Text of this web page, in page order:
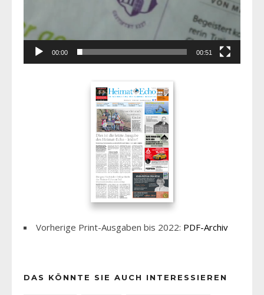
00:00 00:51
Vorherige Print-Ausgaben bis 2022: PDF-Archiv
DAS KÖNNTE SIE AUCH INTERESSIEREN